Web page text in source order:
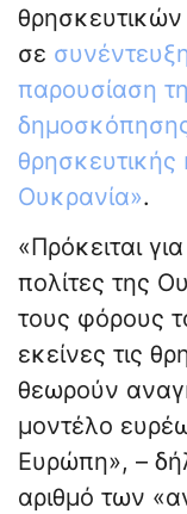
σε
παρουσίαση
Ουκρανία».
«Πρόκειται
πολίτες της
τους φόρους
εκείνες τις
θεωρούν
μοντέλο
Ευρώπη», –
αριθμό των